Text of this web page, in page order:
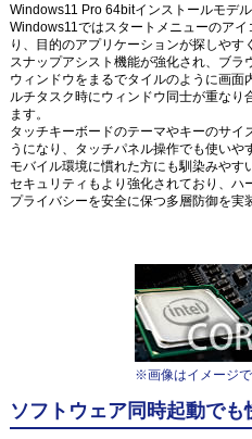
Windows11 Pro 64bitインストールモデル
Windows11ではスタートメニューのア
り、目的のアプリケーションが探しやす
スナップアシスト機能が強化され、ブ
ウィンドウをまるでタイルのように画面
ルチタスク時にウィンドウ同士が重なり
ます。
タッチキーボードのテーマやキーのサイ
うになり、タッチパネル操作でも使いや
モバイル環境に慣れた方にも馴染みやす
セキュリティもより強化されており、ハ
プライバシーを安全に保つ多層防御を実
※画像はイメージ
ソフトウェア同時起動でも